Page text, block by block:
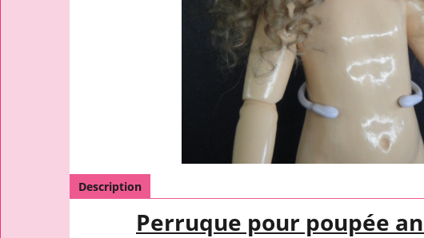
Description
Perruque pour poupée